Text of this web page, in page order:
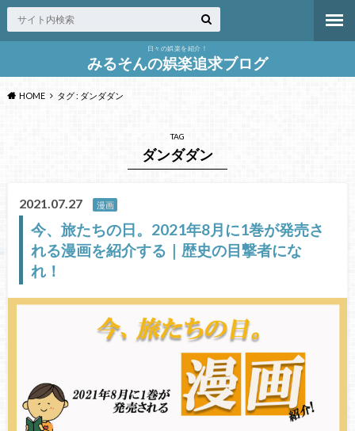
日々の娯楽を紹介！
みるそんの娯楽追求ブログ
HOME タグ : ダンダダン
TAG
ダンダダン
2021.07.27 漫画
今、旅たちの日。2021年8月に1巻が発売さ
れる漫画を紹介する｜歴史の目撃者にな
れ！